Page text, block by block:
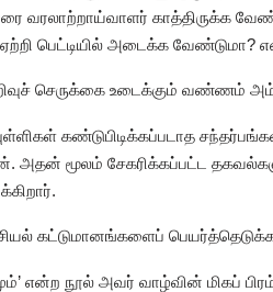
வரலாற்றாய்வாளர் காத்திருக்க
பெட்டியில் அடைக்க வேண்டுமா?
செருக்கை உடைக்கும் வண்ணம்
கண்டுபிடிக்கப்படாத
அதன் மூலம் சேகரிக்கப்பட்ட
கட்டுமானங்களைப்
என்ற நூல் அவர் வாழ்வின் மிகப்